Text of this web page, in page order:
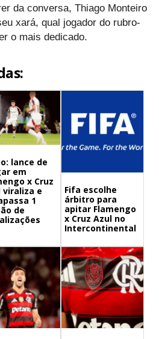
da conversa, Thiago Monteiro
xará, qual jogador do rubro-
o mais dedicado.
lance de
em
x Cruz
viraliza e
1
de
Fifa escolhe
árbitro para
apitar Flamengo
x Cruz Azul no
Intercontinental